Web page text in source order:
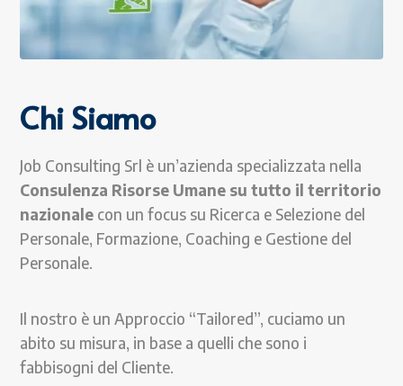
Chi Siamo
Job Consulting Srl è un’azienda specializzata nella
Consulenza Risorse Umane su tutto il territorio
nazionale con un focus su Ricerca e Selezione del
Personale, Formazione, Coaching e Gestione del
Personale.
Il nostro è un Approccio “Tailored”, cuciamo un
abito su misura, in base a quelli che sono i
fabbisogni del Cliente.